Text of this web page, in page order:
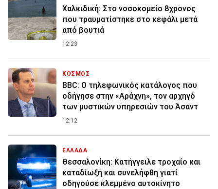
Χαλκιδική: Στο νοσοκομείο 8χρονος
που τραυματίστηκε στο κεφάλι μετά
από βουτιά
12:23
ΚΟΣΜΟΣ
BBC: Ο τηλεφωνικός κατάλογος που
οδήγησε στην «Αράχνη», τον αρχηγό
των μυστικών υπηρεσιών του Άσαντ
12:12
ΕΛΛΑΔΑ
Θεσσαλονίκη: Κατήγγειλε τροχαίο και
καταδίωξη και συνελήφθη γιατί
οδηγούσε κλεμμένο αυτοκίνητο